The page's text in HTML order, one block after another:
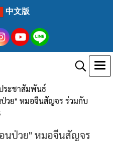
中文版
ระชาสัมพันธ์
วย" หมอจีนสัญจร ร่วมกับ
นป่วย" หมอจีนสัญจร